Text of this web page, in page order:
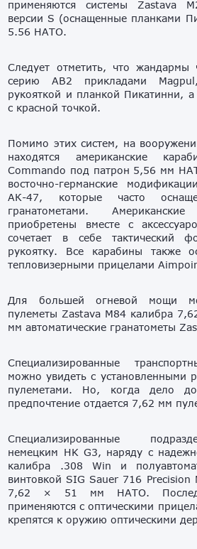
применяются системы Zastava
версии S (оснащенные планками
5.56 НАТО.
Следует отметить, что жандармы
серию AB2 прикладами
рукояткой и планкой Пикатинни,
с красной точкой.
Помимо этих систем, на
находятся американские
Commando под патрон 5,56 мм
восточно-германские
АК-47, которые часто
гранатометами.
приобретены вместе с
сочетает в себе тактический
рукоятку. Все карабины также
тепловизерными прицелами
Для большей огневой мощи
пулеметы Zastava M84 калибра
мм автоматические гранатометы
Специализированные
можно увидеть с установленными
пулеметами. Но, когда дело
предпочтение отдается 7,62 мм
Специализированные
немецким HK G3, наряду с
калибра .308 Win и
винтовкой SIG Sauer 716 Precision
7,62 × 51 мм НАТО.
применяются с оптическими
крепятся к оружию оптическими